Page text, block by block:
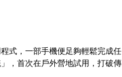
式，一部手機便足夠輕鬆完成任
，首次在戶外營地試用，打破傳